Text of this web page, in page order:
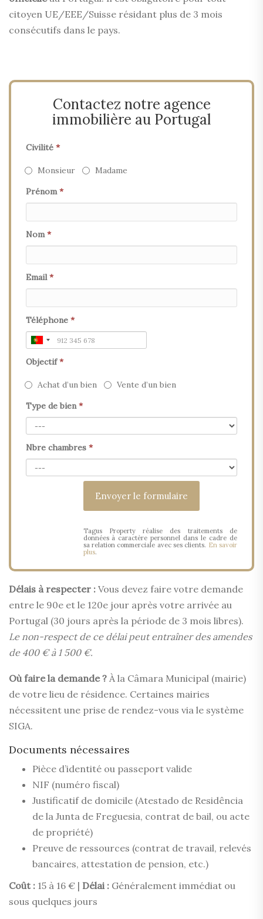
citoyen UE/EEE/Suisse résidant plus de 3 mois
consécutifs dans le pays.
Contactez notre agence
immobilière au Portugal
Civilité *
Monsieur
Madame
Prénom*
Nom*
Email*
Téléphone *
Objectif*
Achat d’un bien
Vente d’un bien
Type de bien*
Nbre chambres *
Tagus Property réalise des traitements de
données à caractère personnel dans le cadre de
sa relation commerciale avec ses clients. En savoir
plus.
Délais à respecter : Vous devez faire votre demande
entre le 90e et le 120e jour après votre arrivée au
Portugal (30 jours après la période de 3 mois libres).
Le non-respect de ce délai peut entraîner des amendes
de 400 € à 1 500 €.
Où faire la demande ? À la Câmara Municipal (mairie)
de votre lieu de résidence. Certaines mairies
nécessitent une prise de rendez-vous via le système
SIGA.
Documents nécessaires
Pièce d’identité ou passeport valide
NIF (numéro fiscal)
Justificatif de domicile (Atestado de Residência
de la Junta de Freguesia, contrat de bail, ou acte
de propriété)
Preuve de ressources (contrat de travail, relevés
bancaires, attestation de pension, etc.)
Coût : 15 à 16 € | Délai : Généralement immédiat ou
sous quelques jours